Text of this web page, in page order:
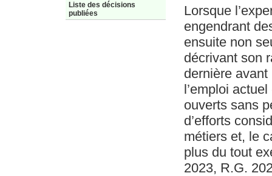
Lorsque
engendrant
ensuite non
décrivant son
dernière
l’emploi
ouverts sans
d’efforts
métiers et, le
plus du tout
2023, R.G.
Liste des décisions
publiées